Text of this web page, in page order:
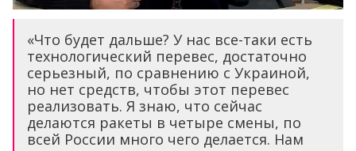
«Что будет дальше? У нас все-таки есть
технологический перевес, достаточно
серьезный, по сравнению с Украиной,
но нет средств, чтобы этот перевес
реализовать. Я знаю, что сейчас
делаются ракеты в четыре смены, по
всей России много чего делается. Нам